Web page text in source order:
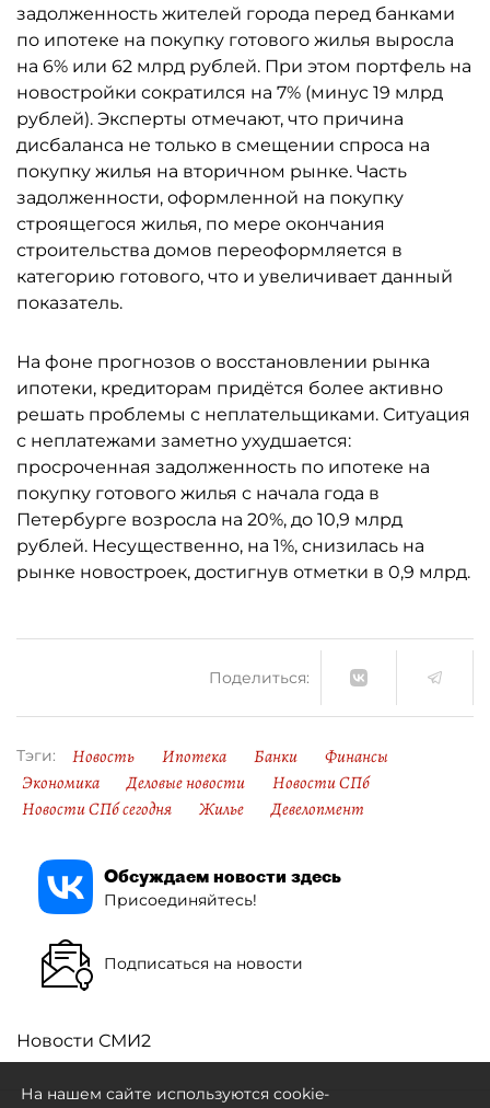
задолженность жителей города перед банками
по ипотеке на покупку готового жилья выросла
на 6% или 62 млрд рублей. При этом портфель на
новостройки сократился на 7% (минус 19 млрд
рублей). Эксперты отмечают, что причина
дисбаланса не только в смещении спроса на
покупку жилья на вторичном рынке. Часть
задолженности, оформленной на покупку
строящегося жилья, по мере окончания
строительства домов переоформляется в
категорию готового, что и увеличивает данный
показатель.
На фоне прогнозов о восстановлении рынка
ипотеки, кредиторам придётся более активно
решать проблемы с неплательщиками. Ситуация
с неплатежами заметно ухудшается:
просроченная задолженность по ипотеке на
покупку готового жилья с начала года в
Петербурге возросла на 20%, до 10,9 млрд
рублей. Несущественно, на 1%, снизилась на
рынке новостроек, достигнув отметки в 0,9 млрд.
Поделиться:
Тэги: Новость Ипотека Банки
Финансы
Экономика
Деловые новости
Новости СПб
Новости СПб сегодня
Жилье Девелопмент
Обсуждаем новости здесь
Присоединяйтесь!
Подписаться на новости
Новости СМИ2
На нашем сайте используются cookie-